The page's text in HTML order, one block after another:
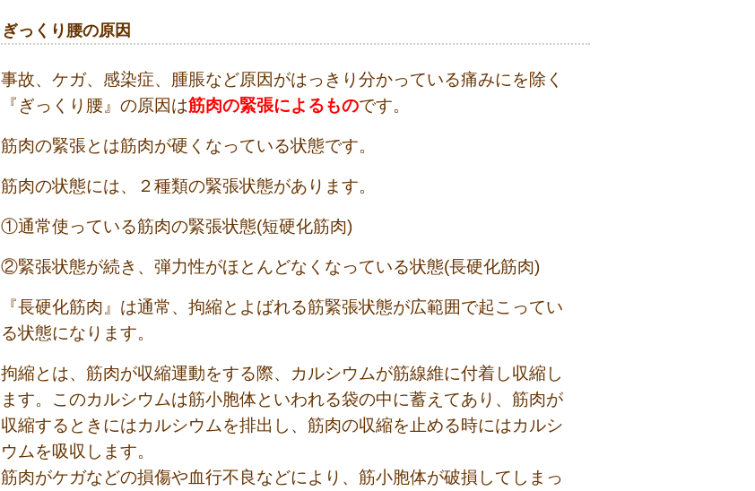
ぎっくり腰の原因
事故、ケガ、感染症、腫脹など原因がはっきり分かっている痛みにを除く
『ぎっくり腰』の原因は筋肉の緊張によるものです。
筋肉の緊張とは筋肉が硬くなっている状態です。
筋肉の状態には、２種類の緊張状態があります。
①通常使っている筋肉の緊張状態(短硬化筋肉)
②緊張状態が続き、弾力性がほとんどなくなっている状態(長硬化筋肉)
『長硬化筋肉』は通常、拘縮とよばれる筋緊張状態が広範囲で起こってい
る状態になります。
拘縮とは、筋肉が収縮運動をする際、カルシウムが筋線維に付着し収縮し
ます。このカルシウムは筋小胞体といわれる袋の中に蓄えてあり、筋肉が
収縮するときにはカルシウムを排出し、筋肉の収縮を止める時にはカルシ
ウムを吸収します。
筋肉がケガなどの損傷や血行不良などにより、筋小胞体が破損してしまっ